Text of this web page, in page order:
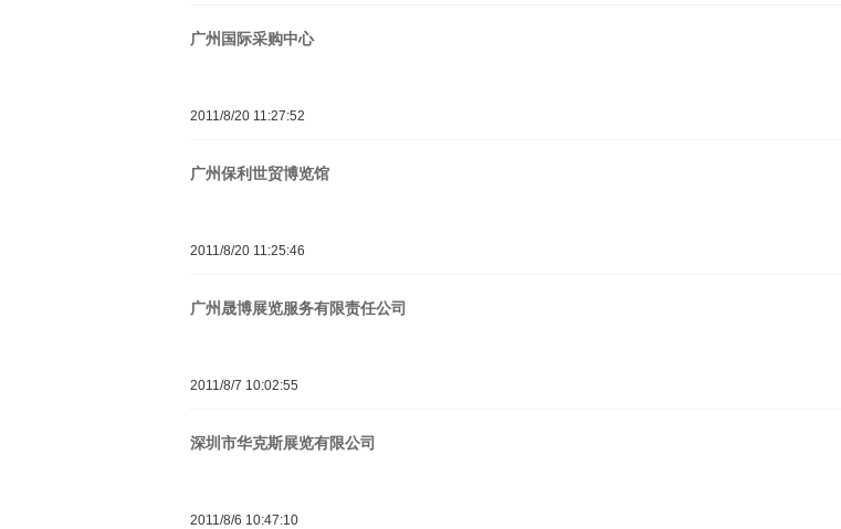
广州国际采购中心
2011/8/20 11:27:52
广州保利世贸博览馆
2011/8/20 11:25:46
广州晟博展览服务有限责任公司
2011/8/7 10:02:55
深圳市华克斯展览有限公司
2011/8/6 10:47:10